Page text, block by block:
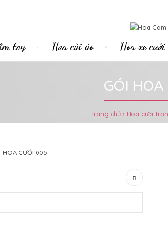
tay Hoa cài áo Hoa xe cưới
GÓI
Trang chủ Hoa cưới